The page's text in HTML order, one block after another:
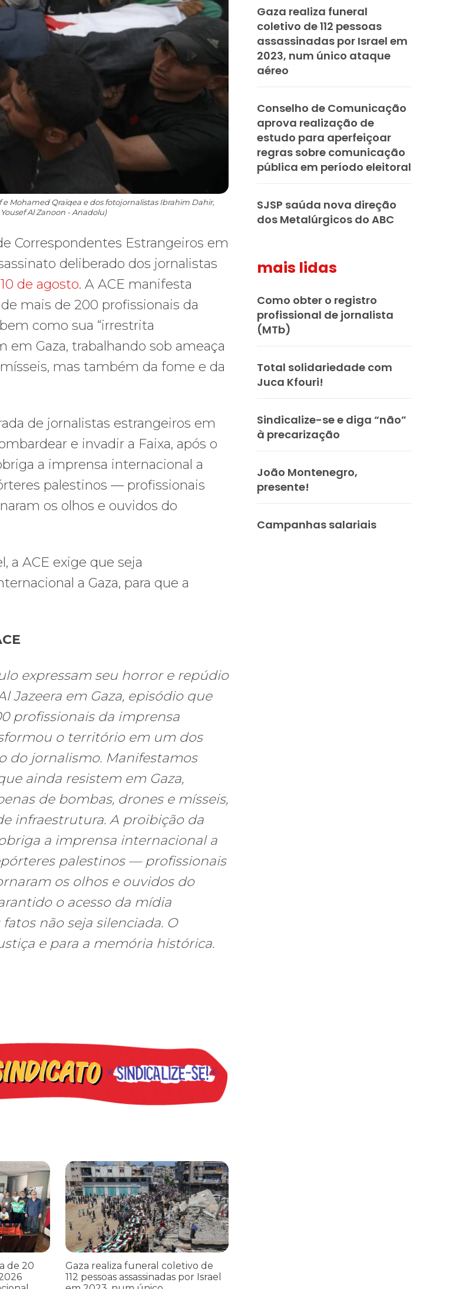
Mohamed Qraiqea e dos fotojornalistas Ibrahim Dahir,
Al Zanoon - Anadolu)
Correspondentes Estrangeiros em
deliberado dos jornalistas
de agosto. A ACE manifesta
mais de 200 profissionais da
como sua “irrestrita
Gaza, trabalhando sob ameaça
mas também da fome e da
de jornalistas estrangeiros em
e invadir a Faixa, após o
a imprensa internacional a
palestinos — profissionais
os olhos e ouvidos do
a ACE exige que seja
a Gaza, para que a
expressam seu horror e repúdio
Jazeera em Gaza, episódio que
profissionais da imprensa
o território em um dos
do jornalismo. Manifestamos
ainda resistem em Gaza,
de bombas, drones e mísseis,
infraestrutura. A proibição da
a imprensa internacional a
palestinos — profissionais
os olhos e ouvidos do
o acesso da mídia
não seja silenciada. O
e para a memória histórica.
pontos para as eleições 2026 durante 27ª Plenária Nacional
de 20
Gaza realiza funeral coletivo de 112 pessoas assassinadas por Israel em 2023, num único ataque
Gaza realiza funeral coletivo de
112 pessoas assassinadas por Israel
Gaza realiza funeral
coletivo de 112 pessoas
assassinadas por Israel em
2023, num único ataque
aéreo
Conselho de Comunicação
aprova realização de
estudo para aperfeiçoar
regras sobre comunicação
pública em período eleitoral
SJSP saúda nova direção
dos Metalúrgicos do ABC
mais lidas
Como obter o registro
profissional de jornalista
(MTb)
Total solidariedade com
Juca Kfouri!
Sindicalize-se e diga “não”
à precarização
João Montenegro,
presente!
Campanhas salariais